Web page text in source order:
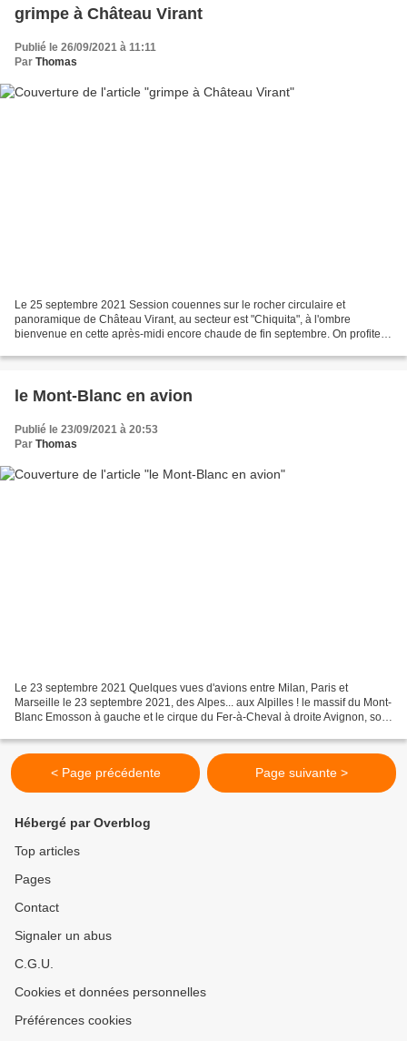
grimpe à Château Virant
Publié le 26/09/2021 à 11:11
Par Thomas
Le 25 septembre 2021 Session couennes sur le rocher circulaire et
panoramique de Château Virant, au secteur est "Chiquita", à l'ombre
bienvenue en cette après-midi encore chaude de fin septembre. On profite
le Mont-Blanc en avion
Publié le 23/09/2021 à 20:53
Par Thomas
Le 23 septembre 2021 Quelques vues d'avions entre Milan, Paris et
Marseille le 23 septembre 2021, des Alpes... aux Alpilles ! le massif du Mont-
Blanc Emosson à gauche et le cirque du Fer-à-Cheval à droite Avignon, son
< Page précédente Page suivante >
Hébergé par Overblog
Top articles
Pages
Contact
Signaler un abus
C.G.U.
Cookies et données personnelles
Préférences cookies